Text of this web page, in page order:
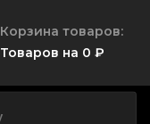
Корзина товаров:
Товаров на 0 ₽